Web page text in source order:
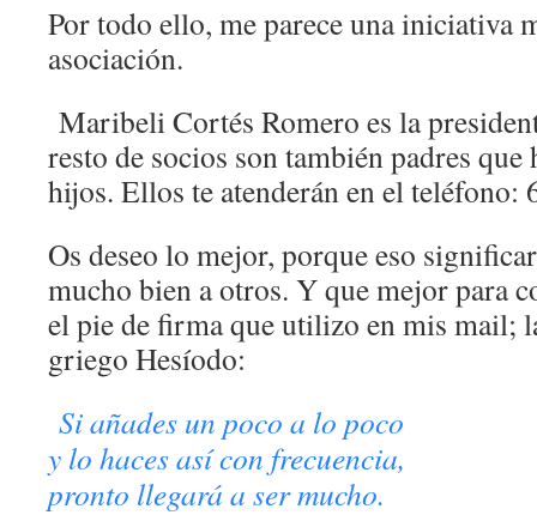
Por todo ello, me parece una iniciativa
asociación.
Maribeli Cortés Romero es la
resto de socios son también padres que
hijos. Ellos te atenderán en el teléfono:
Os deseo lo mejor, porque eso
mucho bien a otros. Y que mejor para
el pie de firma que utilizo en mis mail;
griego Hesíodo:
Si añades un poco a lo poco
y lo haces así con frecuencia,
pronto llegará a ser mucho.